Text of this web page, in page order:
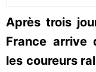
Après trois
France arrive
les coureurs